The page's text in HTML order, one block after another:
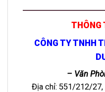
THÔNG
CÔNG TY TNHH
– Văn
Địa chỉ: 551/212/27,